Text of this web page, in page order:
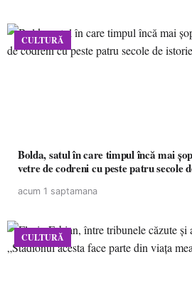
CULTURĂ
Bolda, satul în care timpul încă mai
vetre de codreni cu peste patru secole
acum 1 saptamana
CULTURĂ